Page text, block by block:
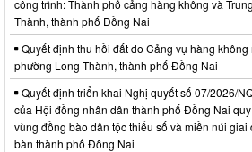
công trình: Thành phố cảng hàng không và
Thành, thành phố Đồng Nai
Quyết định thu hồi đất do Cảng vụ hàng
phường Long Thành, thành phố Đồng Nai
Quyết định triển khai Nghị quyết số 07/2026/
của Hội đồng nhân dân thành phố Đồng Nai
vùng đồng bào dân tộc thiểu số và miền núi
bàn thành phố Đồng Nai